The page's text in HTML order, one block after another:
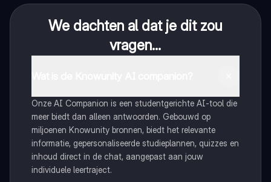
We dachten al dat je dit zou
vragen...
Onze AI Companion is een studentgerichte AI-tool die
meer biedt dan alleen antwoorden. Gebouwd op
miljoenen Knowunity bronnen, biedt het relevante
informatie, gepersonaliseerde studieplannen, quizzes en
inhoud direct in de chat, aangepast aan jouw
individuele leertraject.